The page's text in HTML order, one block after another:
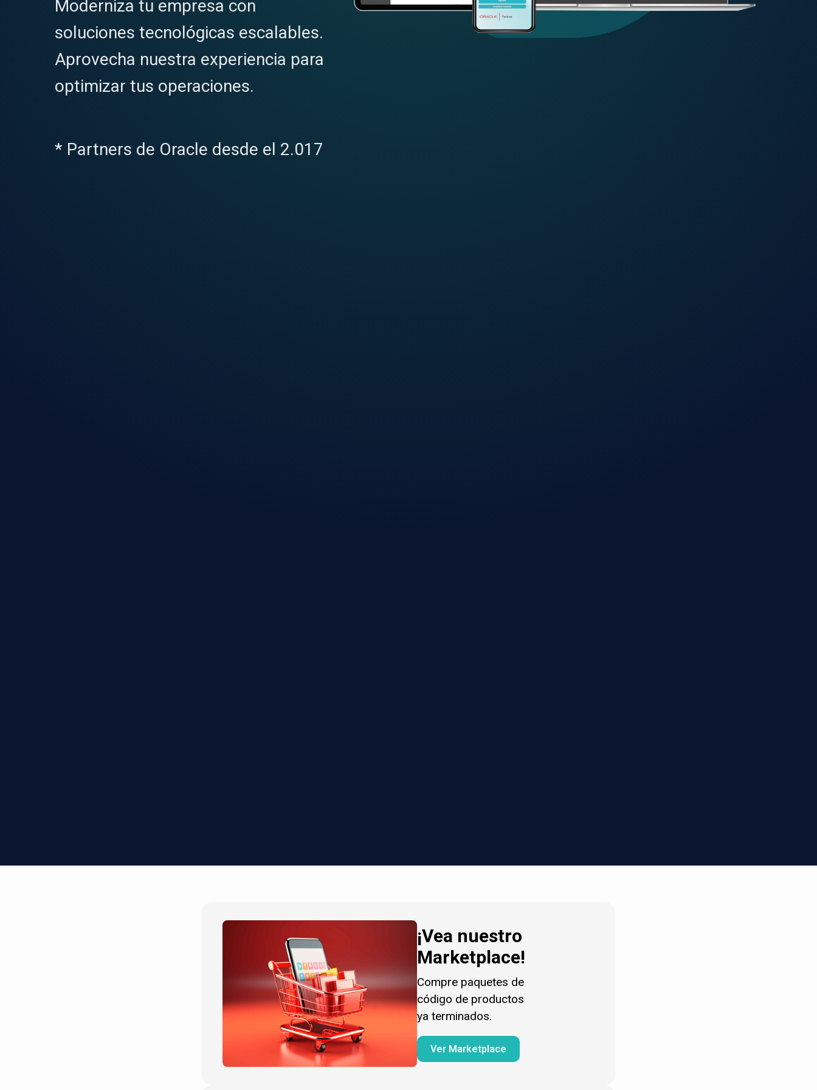
Moderniza tu empresa con
soluciones tecnológicas escalables.
Aprovecha nuestra experiencia para
optimizar tus operaciones.
* Partners de Oracle desde el 2.017
¡Vea nuestro
Marketplace!
Compre paquetes de
código de productos
ya terminados.
Ver Marketplace